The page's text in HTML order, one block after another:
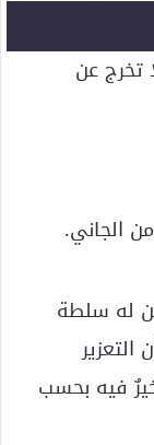
تخرج عن
له سلطة
التعزير
فيه بحسب